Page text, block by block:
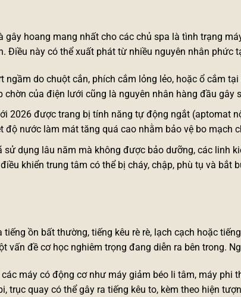
hoang mang nhất cho các chủ spa là tình trạng
Điều này có thể xuất phát từ nhiều nguyên nhân phức
ngầm do chuột cắn, phích cắm lỏng lẻo, hoặc ổ cắm
của điện lưới cũng là nguyên nhân hàng đầu gây
2026 được trang bị tính năng tự động ngắt (aptomat
độ nước làm mát tăng quá cao nhằm bảo vệ bo mạch
sử dụng lâu năm mà không được bảo dưỡng, các linh
khiển trung tâm có thể bị cháy, chập, phù tụ và bắt
ồn bất thường, tiếng kêu rè rè, lạch cạch hoặc
vấn đề cơ học nghiêm trọng đang diễn ra bên trong.
các máy có động cơ như máy giảm béo li tâm, máy phi
trục quay có thể gây ra tiếng kêu to, kèm theo hiện